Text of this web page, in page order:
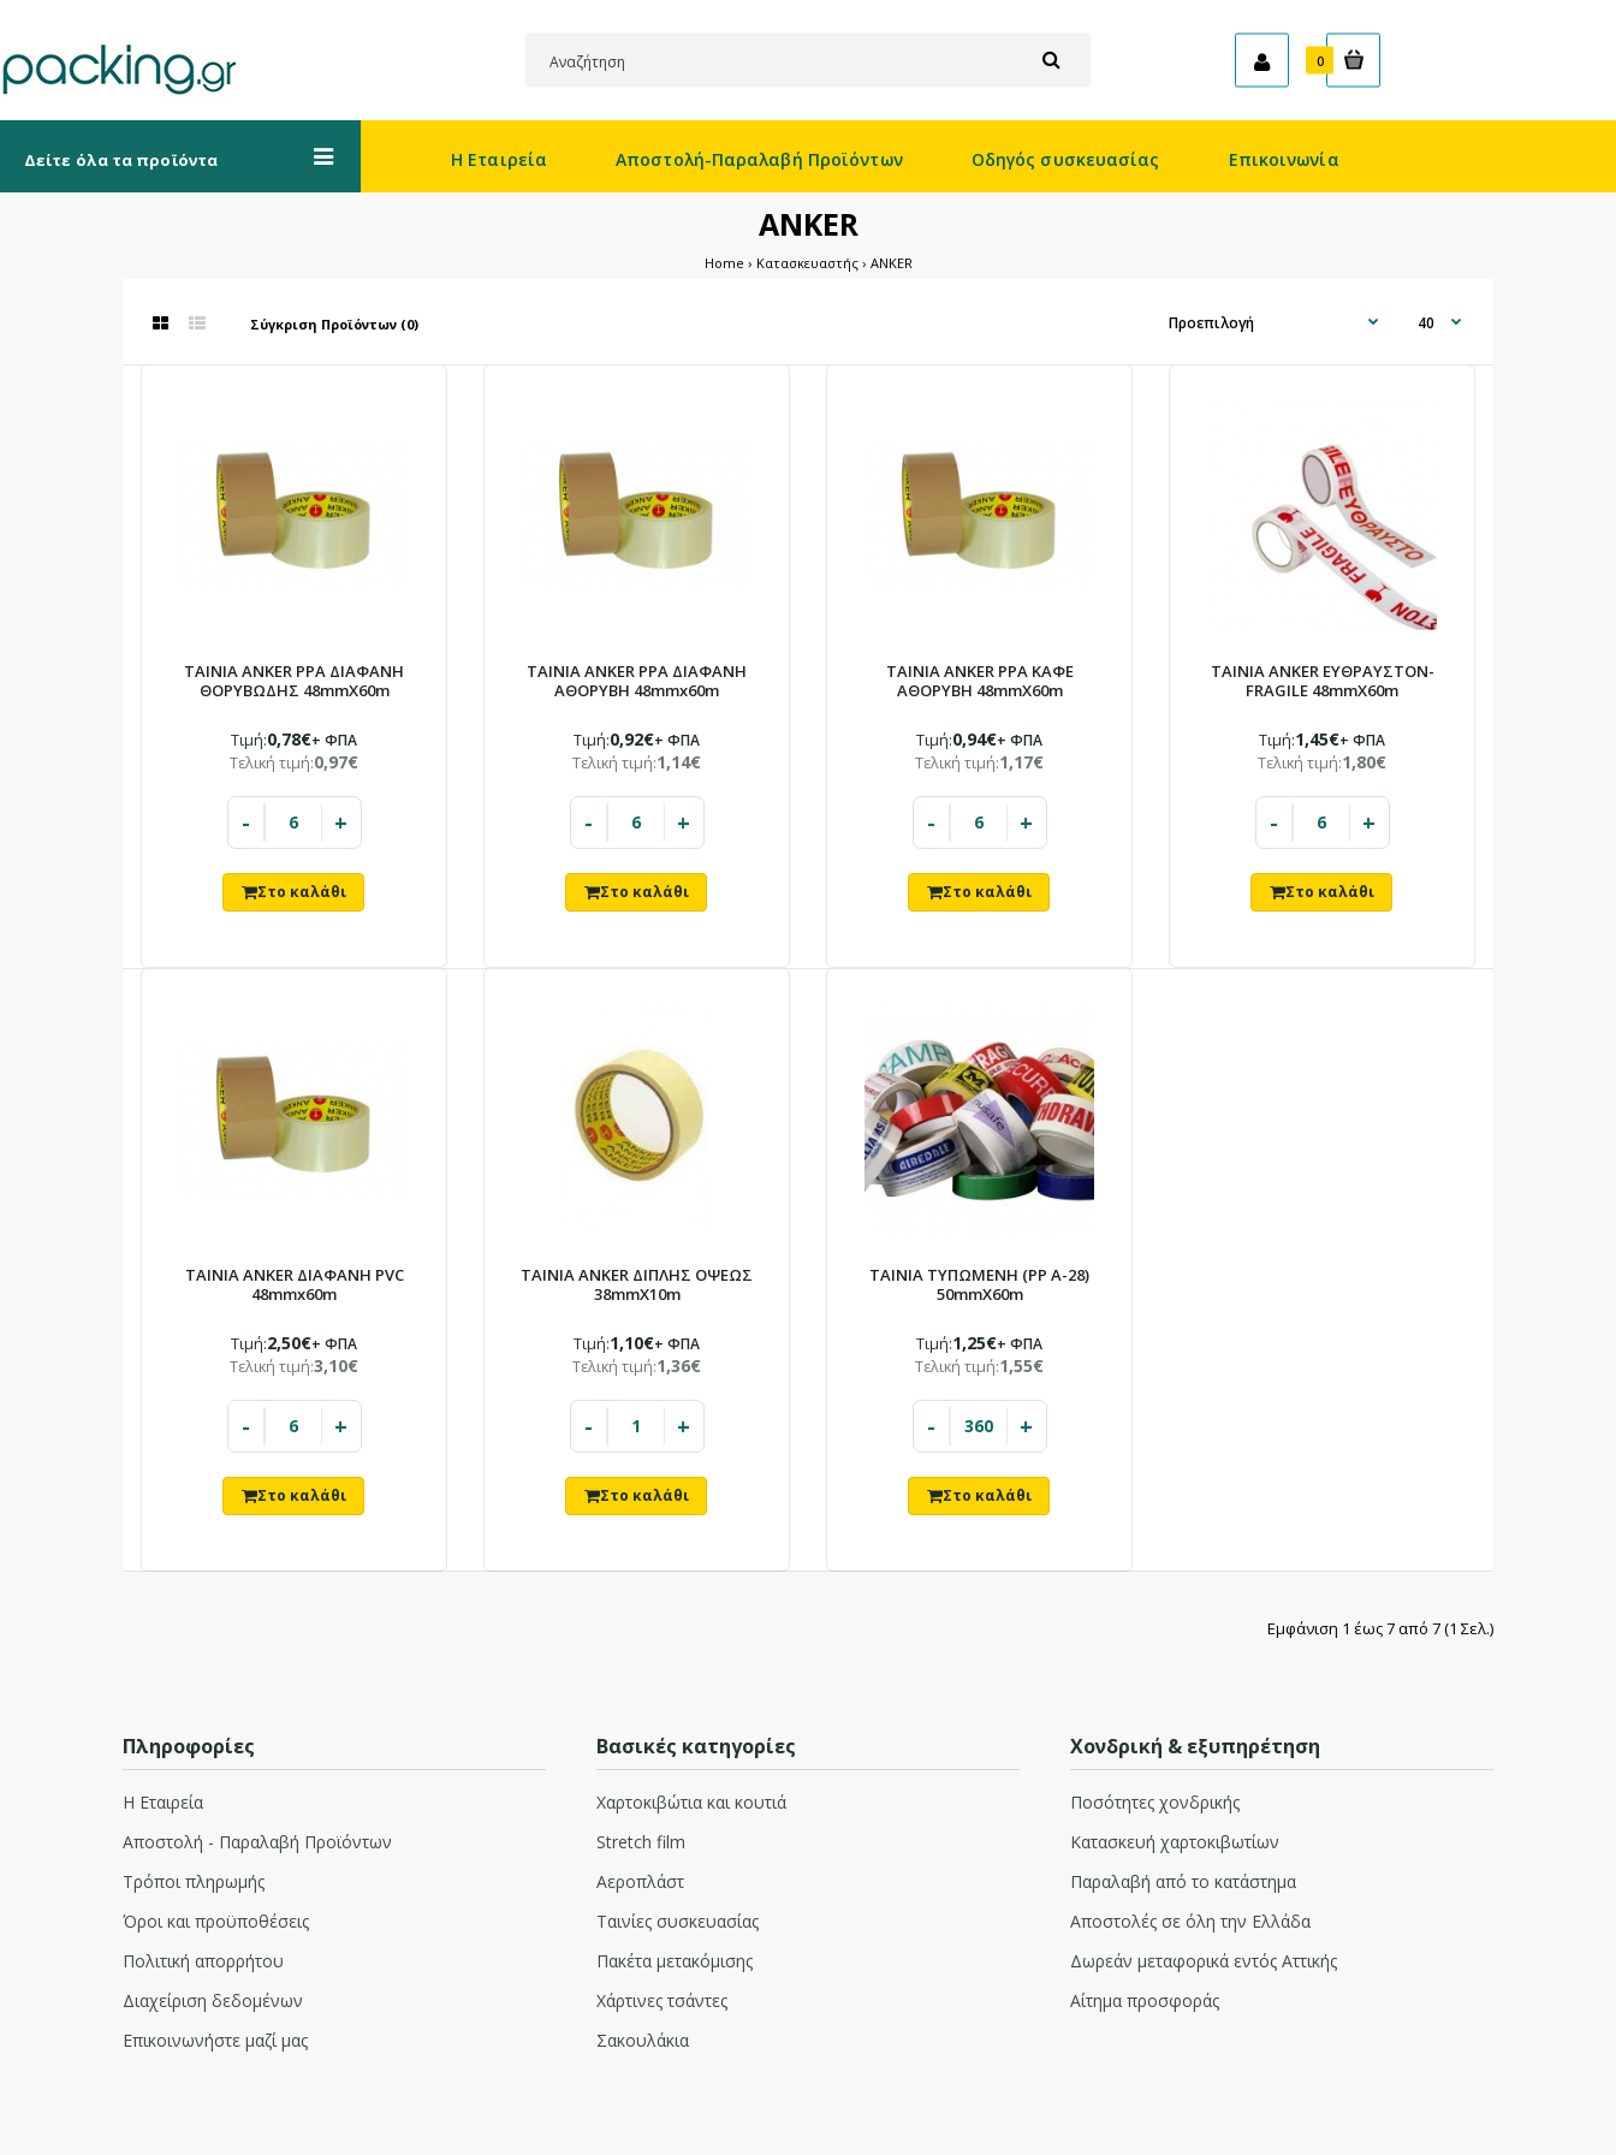
0
Δείτε όλα τα προϊόντα Η Εταιρεία Αποστολή-Παραλαβή Προϊόντων Οδηγός συσκευασίας Επικοινωνία
ANKER
Home Κατασκευαστής ANKER
Σύγκριση Προϊόντων (0)
ΤΑΙΝΙΑ ANKER PPA ΔΙΑΦΑΝΗ ΘΟΡΥΒΩΔΗΣ
48mmX60m
0,97€
.pk-product-desc-wrapper, .pk-product-desc-wrapper * { box-sizing:
border-box; } .pk-product..
ΤΑΙΝΙΑ ANKER PPA ΔΙΑΦΑΝΗ ΑΘΟΡΥΒΗ
1,14€
border-box; } .pk-product..
ΤΑΙΝΙΑ ANKER PPA ΚΑΦΕ ΑΘΟΡΥΒΗ
ΤΑΙΝΙΑ ANKER ΔΙΑΦΑΝΗ PVC 48mmx60m
3,10€
.pk-product-desc-wrapper, .pk-product-desc-wrapper * { box-sizing:
ΤΑΙΝΙΑ ANKER PPA ΔΙΑΦΑΝΗ
ΘΟΡΥΒΩΔΗΣ 48mmX60m
Τιμή:0,78€+ ΦΠΑ
Τελική τιμή:0,97€
- +
ΤΑΙΝΙΑ ANKER PPA ΔΙΑΦΑΝΗ
ΑΘΟΡΥΒΗ 48mmx60m
Τιμή:0,92€+ ΦΠΑ
Τελική τιμή:1,14€
- +
ΤΑΙΝΙΑ ANKER PPA ΚΑΦΕ
ΑΘΟΡΥΒΗ 48mmX60m
Τιμή:0,94€+ ΦΠΑ
Τελική τιμή:1,17€
- +
ΤΑΙΝΙΑ ANKER ΕΥΘΡΑΥΣΤΟΝ-
FRAGILE 48mmX60m
Τιμή:1,45€+ ΦΠΑ
Τελική τιμή:1,80€
- +
ΤΑΙΝΙΑ ANKER ΔΙΑΦΑΝΗ PVC
48mmx60m
Τιμή:2,50€+ ΦΠΑ
Τελική τιμή:3,10€
- +
ΤΑΙΝΙΑ ANKER ΔΙΠΛΗΣ ΟΨΕΩΣ
38mmX10m
Τιμή:1,10€+ ΦΠΑ
Τελική τιμή:1,36€
- +
ΤΑΙΝΙΑ ΤΥΠΩΜΕΝΗ (PP A-28)
50mmX60m
Τιμή:1,25€+ ΦΠΑ
Τελική τιμή:1,55€
- +
Εμφάνιση 1 έως 7 από 7 (1 Σελ.)
Πληροφορίες
Η Εταιρεία
Αποστολή - Παραλαβή Προϊόντων
Τρόποι πληρωμής
Όροι και προϋποθέσεις
Πολιτική απορρήτου
Διαχείριση δεδομένων
Επικοινωνήστε μαζί μας
Βασικές κατηγορίες
Χαρτοκιβώτια και κουτιά
Stretch film
Αεροπλάστ
Ταινίες συσκευασίας
Πακέτα μετακόμισης
Χάρτινες τσάντες
Σακουλάκια
Χονδρική & εξυπηρέτηση
Ποσότητες χονδρικής
Κατασκευή χαρτοκιβωτίων
Παραλαβή από το κατάστημα
Αποστολές σε όλη την Ελλάδα
Δωρεάν μεταφορικά εντός Αττικής
Αίτημα προσφοράς